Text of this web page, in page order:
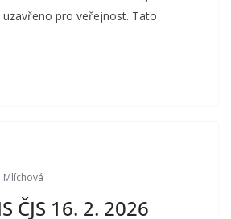
pro veřejnost. Tato
Mlíchová
ČJS 16. 2. 2026